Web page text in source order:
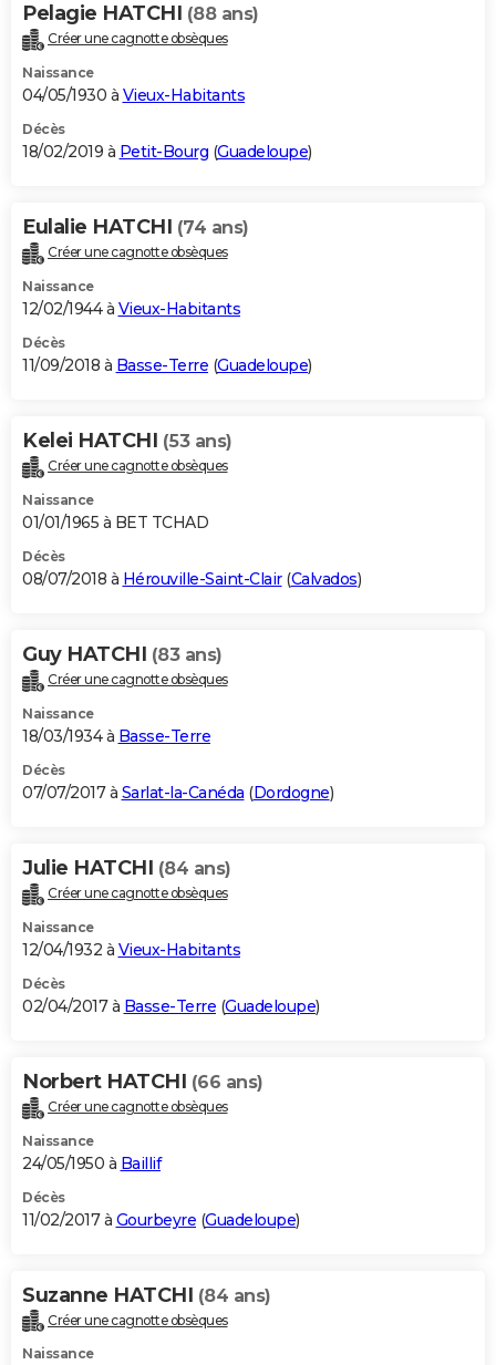
Pelagie HATCHI (88 ans)
Créer une cagnotte obsèques
Naissance
04/05/1930 à Vieux-Habitants
Décès
18/02/2019 à Petit-Bourg (Guadeloupe)
Eulalie HATCHI (74 ans)
Créer une cagnotte obsèques
Naissance
12/02/1944 à Vieux-Habitants
Décès
11/09/2018 à Basse-Terre (Guadeloupe)
Kelei HATCHI (53 ans)
Créer une cagnotte obsèques
Naissance
01/01/1965 à BET TCHAD
Décès
08/07/2018 à Hérouville-Saint-Clair(Calvados)
Guy HATCHI (83 ans)
Créer une cagnotte obsèques
Naissance
18/03/1934 à Basse-Terre
Décès
07/07/2017 à Sarlat-la-Canéda (Dordogne)
Julie HATCHI (84 ans)
Créer une cagnotte obsèques
Naissance
12/04/1932 à Vieux-Habitants
Décès
02/04/2017 à Basse-Terre (Guadeloupe)
Norbert HATCHI (66 ans)
Créer une cagnotte obsèques
Naissance
24/05/1950 à Baillif
Décès
11/02/2017 à Gourbeyre (Guadeloupe)
Suzanne HATCHI (84 ans)
Créer une cagnotte obsèques
Naissance